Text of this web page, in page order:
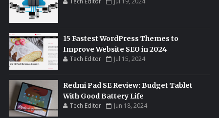
15 Fastest WordPress Themes to
Improve Website SEO in 2024
Tech Editor Jul 15, 2024
Redmi Pad SE Review: Budget Tablet
With Good Battery Life
Tech Editor Jun 18, 2024